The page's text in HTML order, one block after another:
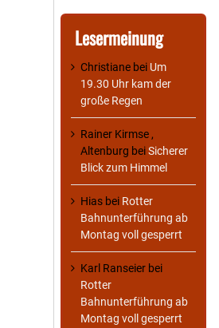
Lesermeinung
Christiane bei Um
19.30 Uhr kam der
große Regen
Rainer Kirmse ,
Altenburg beiSicherer
Blick zum Himmel
Hias bei Rotter
Bahnunterführung ab
Montag voll gesperrt
Karl Ranseier bei
Rotter
Bahnunterführung ab
Montag voll gesperrt